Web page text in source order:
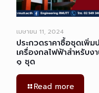
เมษายน 11, 2024
ประกวดราคาซื้อชุดเพิ่ม
เครื่องกลไฟฟ้าสำหรับ
๑ ชุด
Read more